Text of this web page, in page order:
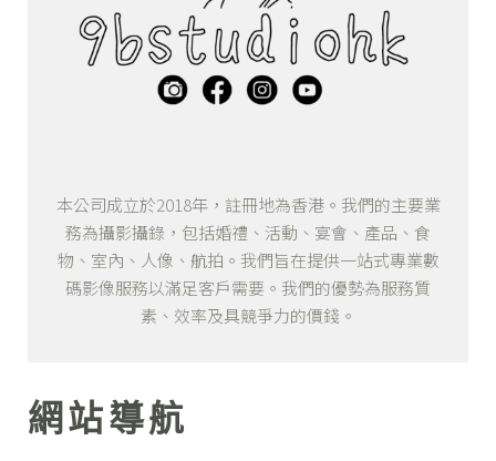
本公司成立於2018年，註冊地為香港。我們的主要業
務為攝影攝錄，包括婚禮、活動、宴會、產品、食
物、室內、人像、航拍。我們旨在提供一站式專業數
碼影像服務以滿足客戶需要。我們的優勢為服務質
素、效率及具競爭力的價錢。
網站導航